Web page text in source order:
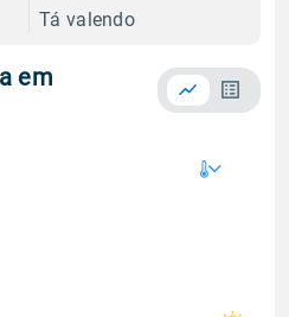
Tá valendo
em